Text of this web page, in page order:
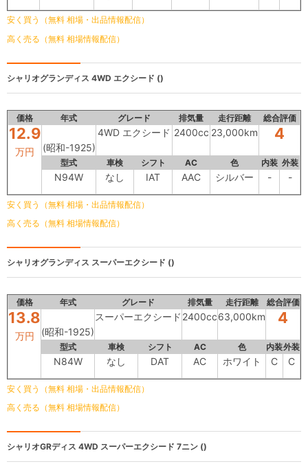
安く買う（無料 相場・出品情報配信）
高く売る（無料 相場情報配信）
シャリオグランディス 4WD エクシード ()
価格 年式 グレード 排気量 走行距離 総合評価
12.9
万円 (昭和-1925)
4WD エクシード 2400cc 23,000km 4
型式 車検 シフト AC 色 内装 外装
N94W なし IAT AAC シルバー - -
安く買う（無料 相場・出品情報配信）
高く売る（無料 相場情報配信）
シャリオグランディス スーパーエクシード ()
価格 年式 グレード 排気量 走行距離 総合評価
13.8
万円 (昭和-1925)
スーパーエクシード 2400cc63,000km 4
型式 車検 シフト AC 色 内装外装
N84W なし DAT AC ホワイト C C
安く買う（無料 相場・出品情報配信）
高く売る（無料 相場情報配信）
シャリオGRディス 4WD スーパーエクシード 7ニン ()